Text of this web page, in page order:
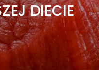
DIECIE